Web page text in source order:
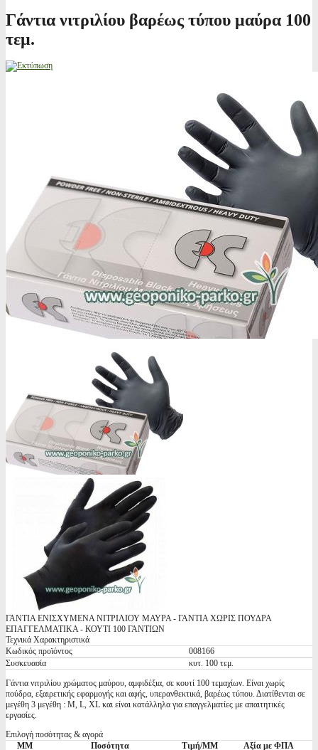
Γάντια νιτριλίου βαρέως τύπου μαύρα 100
τεμ.
ΓΑΝΤΙΑ ΕΝΙΣΧΥΜΕΝΑ ΝΙΤΡΙΛΙΟΥ ΜΑΥΡΑ - ΓΑΝΤΙΑ ΧΩΡΙΣ ΠΟΥΔΡΑ
ΕΠΑΓΓΕΛΜΑΤΙΚΑ - ΚΟΥΤΙ 100 ΓΑΝΤΙΩΝ
Τεχνικά Χαρακτηριστικά
Κωδικός προϊόντος
008166
Συσκευασία
κυτ. 100 τεμ.
Γάντια νιτριλίου χρώματος μαύρου, αμφιδέξια, σε κουτί 100 τεμαχίων. Είναι χωρίς
πούδρα, εξαιρετικής εφαρμογής και αφής, υπερανθεκτικά, βαρέως τύπου. Διατίθενται σε
μεγέθη 3 μεγέθη : M, L, XL και είναι κατάλληλα για επαγγελματίες με απαιτητικές
εργασίες.
Επιλογή ποσότητας & αγορά
ΜΜ
Ποσότητα Τιμή/ΜΜ Αξία με ΦΠΑ